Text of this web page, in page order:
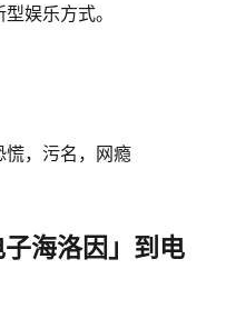
娱乐方式。
慌，污名，网瘾
海洛因」到电